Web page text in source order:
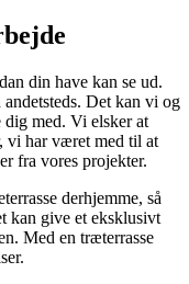
din have kan se ud.
Det kan vi og
med. Vi elsker at
vi har været med til at
fra vores projekter.
derhjemme, så
kan give et eksklusivt
Med en træterrasse